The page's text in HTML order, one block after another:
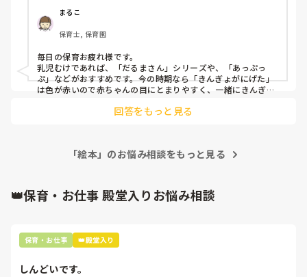
まるこ
保育士, 保育園
毎日の保育お疲れ様です。
乳児むけであれば、「だるまさん」シリーズや、「あっぷっ
ぷ」などがおすすめです。今の時期なら「きんぎょがにげた」
は色が赤いので赤ちゃんの目にとまりやすく、一緒にきんぎょ
体を動かしながら自分も一緒に楽しむ気持ちを大切にしていま
回答をもっと見る
「絵本」のお悩み相談をもっと見る
👑保育・お仕事 殿堂入りお悩み相談
保育・お仕事 👑殿堂入り
しんどいです。